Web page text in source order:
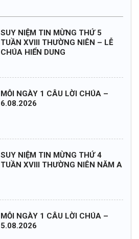
SUY NIỆM TIN MỪNG THỨ 5
TUẦN XVIII THƯỜNG NIÊN – LỄ
CHÚA HIỂN DUNG
MỖI NGÀY 1 CÂU LỜI CHÚA –
6.08.2026
SUY NIỆM TIN MỪNG THỨ 4
TUẦN XVIII THƯỜNG NIÊN NĂM A
MỖI NGÀY 1 CÂU LỜI CHÚA –
5.08.2026